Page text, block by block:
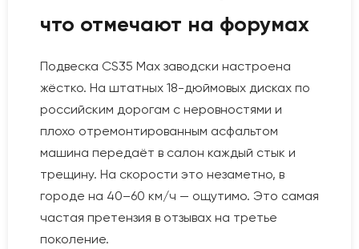
что отмечают на форумах
Подвеска CS35 Max заводски настроена
жёстко. На штатных 18-дюймовых дисках по
российским дорогам с неровностями и
плохо отремонтированным асфальтом
машина передаёт в салон каждый стык и
трещину. На скорости это незаметно, в
городе на 40–60 км/ч — ощутимо. Это самая
частая претензия в отзывах на третье
поколение.